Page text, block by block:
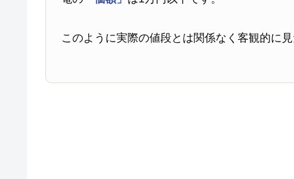
このように実際の値段とは関係なく客観的に